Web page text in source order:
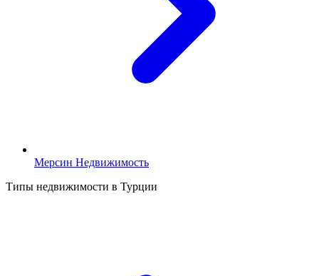
Мерсин Недвижимость
Типы недвижимости в Турции